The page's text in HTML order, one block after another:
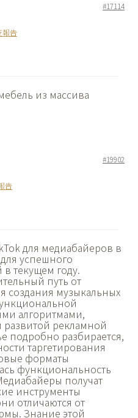
#17114
報告
из массива
#19902
告
для медиабайеров в
успешного
текущем году.
путь от
создания музыкальных
алгоритмами,
рекламной
подробно разбирается,
таргетирования
форматы
функциональность
получат
инструменты
отличаются от
Знание этой